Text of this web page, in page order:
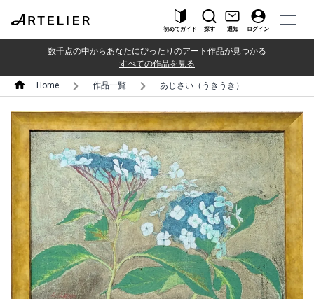
初めてガイド 探す 通知 ログイン
数千点の中からあなたにぴったりのアート作品が見つかる
すべての作品を見る
Home 作品一覧 あじさい（うきうき）